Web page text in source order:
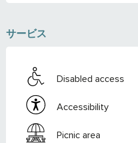
サービス
Disabled access
Accessibility
Picnic area